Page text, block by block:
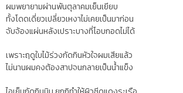
ผมพยายามผ่านพันตุลาคมเย็นเยียบ
ทั้งโดดเดี่ยวเปลี่ยวเหงาไม่เคยเป็นมาก่อน
จับจ้องแผ่นหลังเปราะบางที่โอบกอดไม่ได้
เพราะฤดูใบไม้ร่วงกัดกินหัวใจผมเสียแล้ว
ไม่นานผมคงต้องสาปจนกลายเป็นน้ำแข็ง